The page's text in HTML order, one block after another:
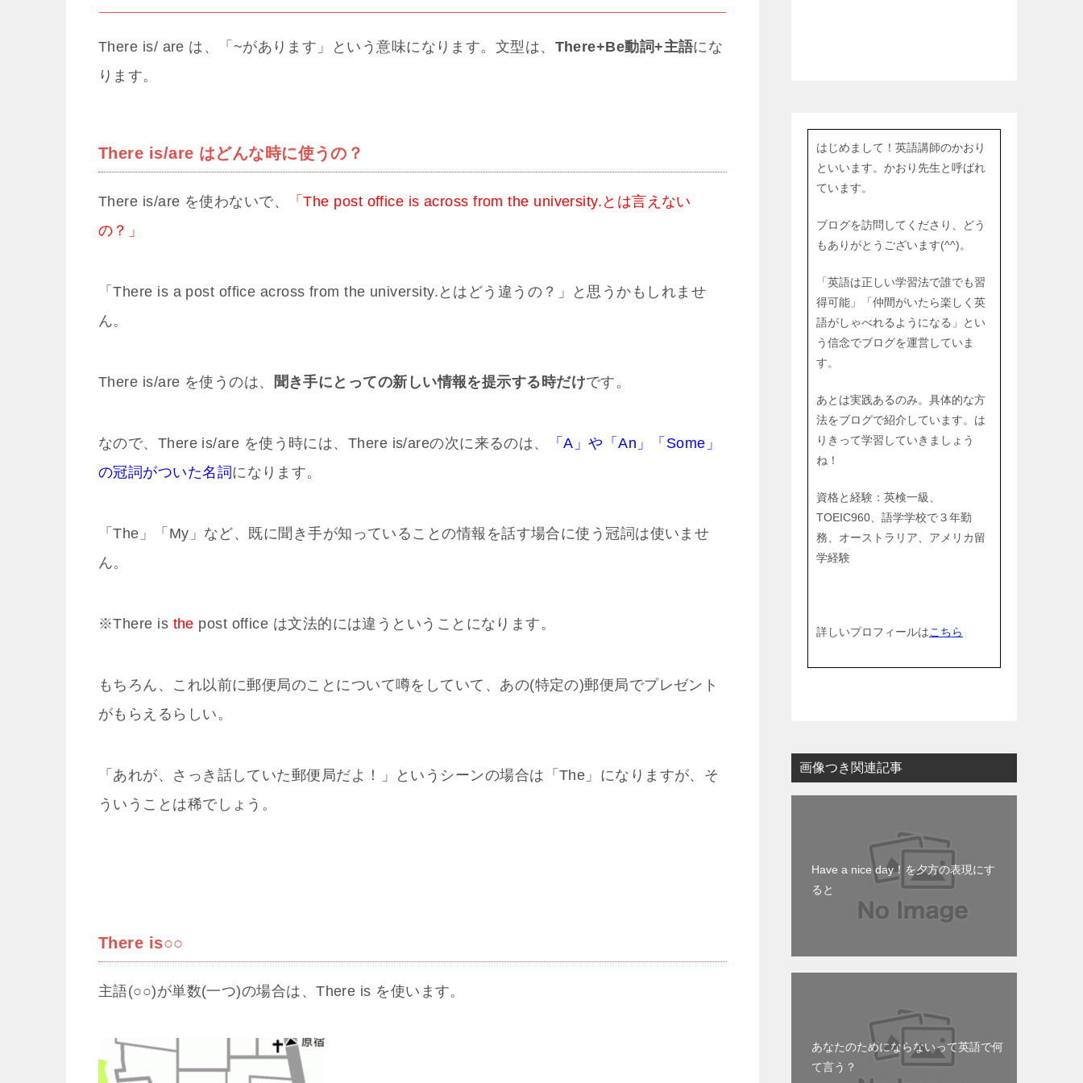
There is/ are は、「~があります」という意味になります。文型は、 There+Be動詞+主語にな
ります。
There is/are はどんな時に使うの？
There is/are を使わないで、
「The post office is across from the university.とは言えない
の？」
「There is a post office across from the university.とはどう違うの？」と思うかもしれませ
ん。
There is/are を使うのは、 聞き手にとっての新しい情報を提示する時だけです。
なので、There is/are を使う時には、There is/areの次に来るのは、
「A」や「An」「Some」
の冠詞がついた名詞 になります。
「The」「My」など、既に聞き手が知っていることの情報を話す場合に使う冠詞は使いませ
ん。
※There is the post office は文法的には違うということになります。
もちろん、これ以前に郵便局のことについて噂をしていて、あの(特定の)郵便局でプレゼント
がもらえるらしい。
「あれが、さっき話していた郵便局だよ！」というシーンの場合は「The」になりますが、そ
ういうことは稀でしょう。
There is○○
主語(○○)が単数(一つ)の場合は、There is を使います。
はじめまして！英語講師のかおり
といいます。かおり先生と呼ばれ
ています。
ブログを訪問してくださり、どう
もありがとうございます(^^)。
「英語は正しい学習法で誰でも習
得可能」「仲間がいたら楽しく英
語がしゃべれるようになる」とい
う信念でブログを運営していま
す。
あとは実践あるのみ。具体的な方
法をブログで紹介しています。は
りきって学習していきましょう
ね！
資格と経験：英検一級、
TOEIC960、語学学校で３年勤
務、オーストラリア、アメリカ留
学経験
詳しいプロフィールはこちら
画像つき関連記事
Have a nice day！を夕方の表現にす
ると
あなたのためにならないって英語で何
て言う？